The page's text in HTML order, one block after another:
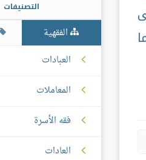
التصنيفات
الفقهية
العبادات
المعاملات
فقه الأسرة
العادات